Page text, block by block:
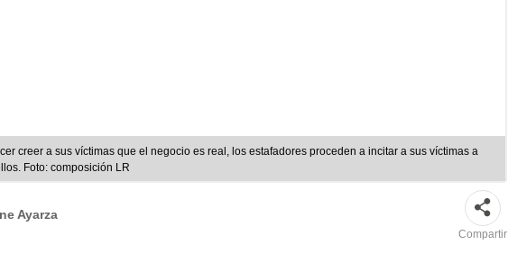
creer a sus víctimas que el negocio es real, los estafadores proceden a incitar a sus víctimas a
Foto: composición LR
Ayarza
Compartir